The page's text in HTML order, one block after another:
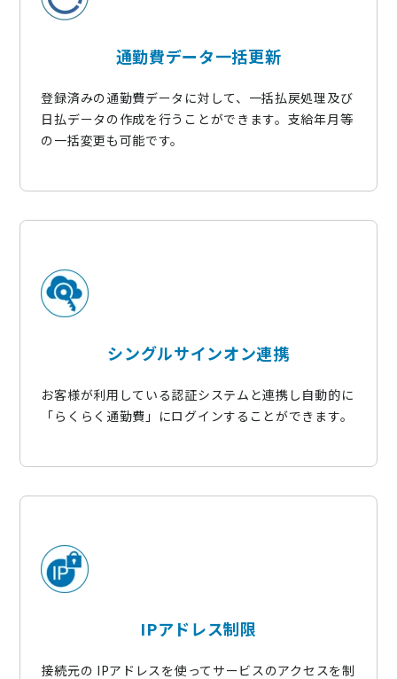
通勤費データ一括更新
登録済みの通勤費データに対して、一括払戻処理及び
日払データの作成を行うことができます。支給年月等
の一括変更も可能です。
シングルサインオン連携
お客様が利用している認証システムと連携し自動的に
「らくらく通勤費」にログインすることができます。
IPアドレス制限
接続元の IPアドレスを使ってサービスのアクセスを制